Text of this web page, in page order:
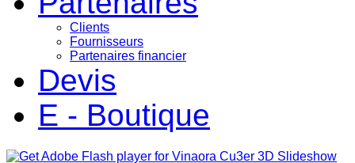
Clients
Fournisseurs
Partenaires financier
Devis
E - Boutique